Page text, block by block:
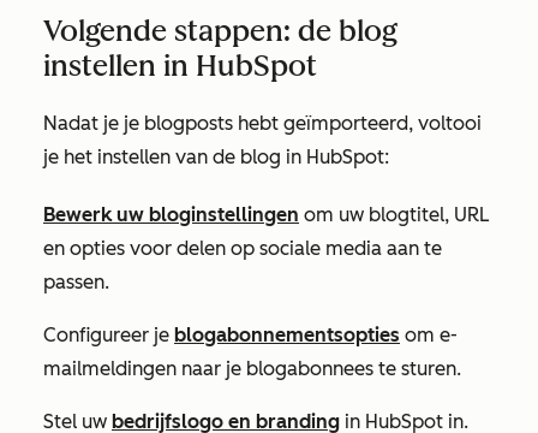
Volgende stappen: de blog
instellen in HubSpot
Nadat je je blogposts hebt geïmporteerd, voltooi
je het instellen van de blog in HubSpot:
Bewerk uw bloginstellingen om uw blogtitel, URL
en opties voor delen op sociale media aan te
passen.
Configureer je blogabonnementsopties om e-
mailmeldingen naar je blogabonnees te sturen.
Stel uw bedrijfslogo en branding in HubSpot in.